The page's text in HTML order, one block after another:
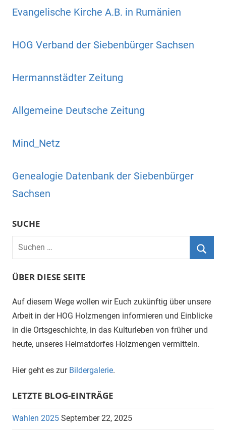
Evangelische Kirche A.B. in Rumänien
HOG Verband der Siebenbürger Sachsen
Hermannstädter Zeitung
Allgemeine Deutsche Zeitung
Mind_Netz
Genealogie Datenbank der Siebenbürger
Sachsen
SUCHE
Suchen
nach:
ÜBER DIESE SEITE
Auf diesem Wege wollen wir Euch zukünftig über unsere
Arbeit in der HOG Holzmengen informieren und Einblicke
in die Ortsgeschichte, in das Kulturleben von früher und
heute, unseres Heimatdorfes Holzmengen vermitteln.
Hier geht es zur Bildergalerie.
LETZTE BLOG-EINTRÄGE
Wahlen 2025 September 22, 2025